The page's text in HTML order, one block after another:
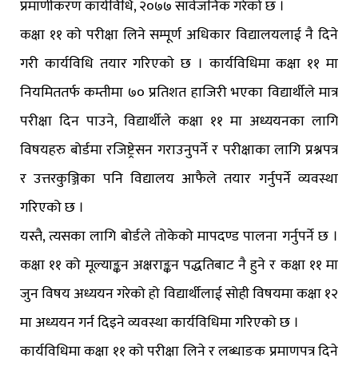
प्रमाणीकरण कार्यविधि, २०७७ सार्वजनिक गरेको छ ।
कक्षा ११ काे परीक्षा लिने सम्पूर्ण अधिकार विद्यालयलाई नै दिने
गरी कार्यविधि तयार गरिएकाे छ । कार्यविधिमा कक्षा ११ मा
नियमिततर्फ कम्तीमा ७० प्रतिशत हाजिरी भएका विद्यार्थीले मात्र
परीक्षा दिन पाउने, विद्यार्थीले कक्षा ११ मा अध्ययनका लागि
विषयहरु बोर्डमा रजिष्ट्रेसन गराउनुपर्ने र परीक्षाका लागि प्रश्नपत्र
र उत्तरकुञ्जिका पनि विद्यालय आफैले तयार गर्नुपर्ने व्यवस्था
गरिएको छ ।
यस्तै, त्यसका लागि बोर्डले तोकेको मापदण्ड पालना गर्नुपर्ने छ ।
कक्षा ११ को मूल्याङ्कन अक्षराङ्कन पद्धतिबाट नै हुने र कक्षा ११ मा
जुन विषय अध्ययन गरेको हो विद्यार्थीलाई सोही विषयमा कक्षा १२
मा अध्ययन गर्न दिइने व्यवस्था कार्यविधिमा गरिएको छ ।
कार्यविधिमा कक्षा ११ काे परीक्षा लिने र लब्धाङक प्रमाणपत्र दिने